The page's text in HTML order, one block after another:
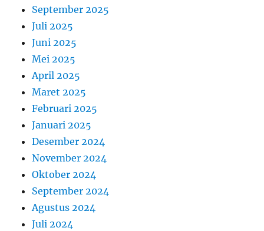
September 2025
Juli 2025
Juni 2025
Mei 2025
April 2025
Maret 2025
Februari 2025
Januari 2025
Desember 2024
November 2024
Oktober 2024
September 2024
Agustus 2024
Juli 2024